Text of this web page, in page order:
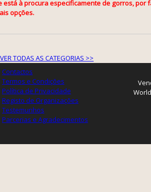
está à procura especificamente de gorros,
opções.
VER TODAS AS CATEGORIAS >>
Contactos
Termos e Condições
Política de Privacidade
Registo de Organizações
Testemunhos
Parcerias e Agradecimentos